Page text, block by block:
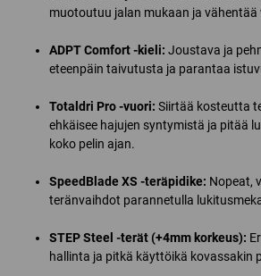
muotoutuu jalan mukaan ja vähentää
ADPT Comfort -kieli: Joustava ja
eteenpäin taivutusta ja parantaa
Totaldri Pro -vuori: Siirtää kosteutta
ehkäisee hajujen syntymistä ja pitää
koko pelin ajan.
SpeedBlade XS -teräpidike: Nopeat,
teränvaihdot parannetulla
STEP Steel -terät (+4mm korkeus):
hallinta ja pitkä käyttöikä kovassakin